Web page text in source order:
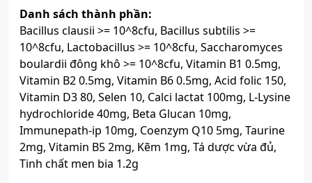
Độ tuổi sử dụng
Đầy bụng, khó tiêu, tiêu chảy,
táo bón, phân sống… Trẻ suy
dinh dưỡng, chậm lớn, trẻ hay
ốm yếu do sức đề kháng kém.
Trẻ trong giai đoạn phát triển
cần bổ sung dưỡng chất cho sự
phát triển thể chất.
Người lớn bị rối loạn tiêu hóa do
loạn khuẩn đường ruột hoặc do
dùng kháng sinh dài ngày.
Tác dụng phụ
Số đăng ký
2498/2018/ÐKSP
Danh sách thành phần:
Bacillus clausii >= 10^8cfu, Bacillus subtilis >=
10^8cfu, Lactobacillus >= 10^8cfu, Saccharomyces
boulardii đông khô >= 10^8cfu, Vitamin B1 0.5mg,
Vitamin B2 0.5mg, Vitamin B6 0.5mg, Acid folic 150,
Vitamin D3 80, Selen 10, Calci lactat 100mg, L-Lysine
hydrochloride 40mg, Beta Glucan 10mg,
Immunepath-ip 10mg, Coenzym Q10 5mg, Taurine
2mg, Vitamin B5 2mg, Kẽm 1mg, Tá dược vừa đủ,
Tinh chất men bia 1.2g